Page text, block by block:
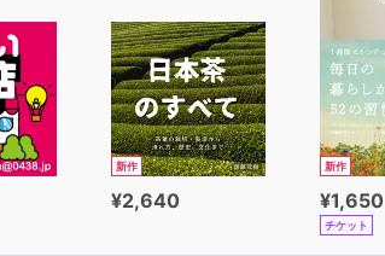
新作
¥2,640
新作
¥1,650
チケット